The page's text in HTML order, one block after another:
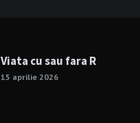
Viata cu sau fara R
15 aprilie 2026